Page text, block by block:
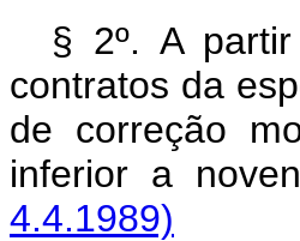
§ 2º. A
contratos da
de correção
inferior a
4.4.1989)